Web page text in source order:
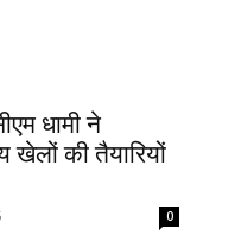
धामी ने
खेलों की तैयारियों
0